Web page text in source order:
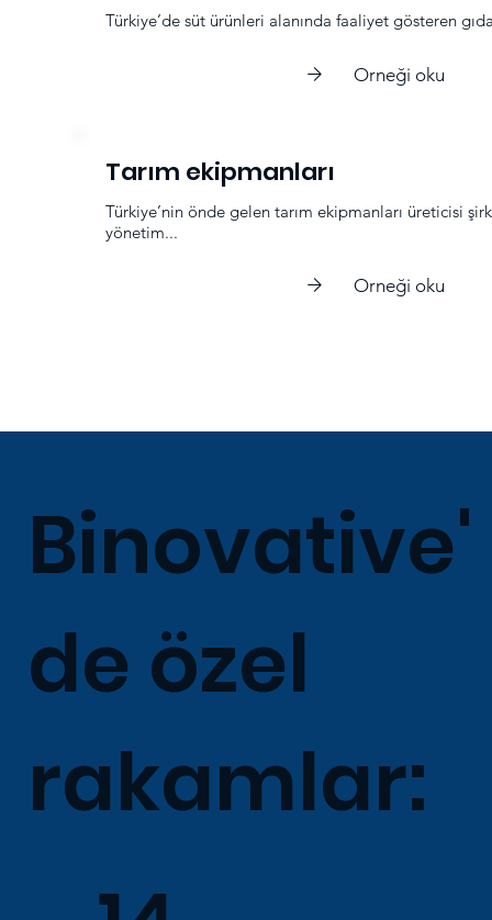
Binovative'
de özel
rakamlar:
Tarım ekipmanları
Türkiye’nin önde gelen tarım ekipmanları üreticisi
yönetim...
Orneği oku
Türkiye’de süt ürünleri alanında faaliyet gösteren
Orneği oku